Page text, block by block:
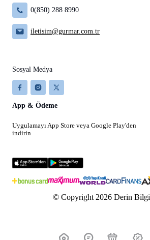
0(850) 288 8990
iletisim@gurmar.com.tr
Sosyal Medya
App & Ödeme
Uygulamayı App Store veya Google Play'den
indirin
© Copyright 2026 Derin Bilgi